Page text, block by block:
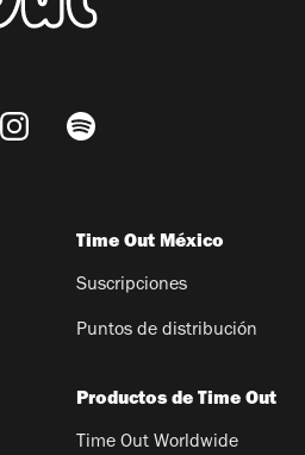
Time Out México
Suscripciones
Puntos de distribución
Productos de Time Out
Time Out Worldwide